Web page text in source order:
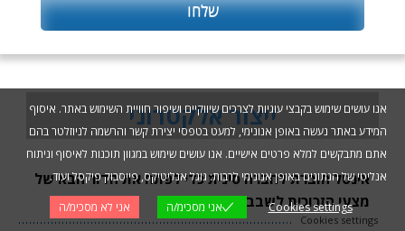
ייצור אלקטרוני
אינטל חוברת לחברה סינית כדי לפתח את הדור הבא של
מצעי הזכוכית לשבבים
אנו עושים שימוש בקבצי עוגיות לצרכים שיווקיים ושיפור חוויית השימוש באתר. איסוף
המידע באתר נעשה באופן אנונימי, למעט בטפסי יצירת קשר והרשמה לניוזלטר בהם
אתם מתבקשים למלא פרטים אישיים. אנו עושים שימוש במגוון תוכנות לאיסוף וניתוח
אנליטי של הנתונים באופן אנונימי לרבות: גוגל אנליטיקס, פייסבוק פיקסל ועוד.
Cookies settings
אני מסכימ/ה אני לא מסכימ/ה
Cookies settings